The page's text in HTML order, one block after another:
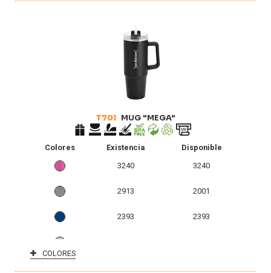
T701 MUG "MEGA"
Colores Existencia
Disponible
3240
3240
2913 2001
2393 2393
COLORES